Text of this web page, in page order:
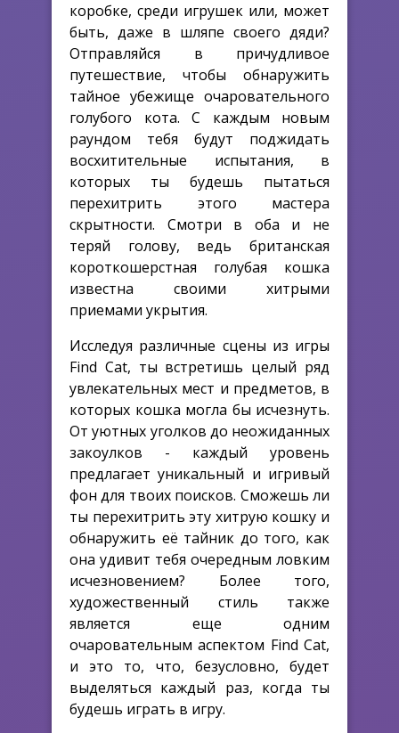
коробке, среди игрушек или, может
быть, даже в шляпе своего дяди?
Отправляйся в причудливое
путешествие, чтобы обнаружить
тайное убежище очаровательного
голубого кота. С каждым новым
раундом тебя будут поджидать
восхитительные испытания, в
которых ты будешь пытаться
перехитрить этого мастера
скрытности. Смотри в оба и не
теряй голову, ведь британская
короткошерстная голубая кошка
известна своими хитрыми
приемами укрытия.
Исследуя различные сцены из игры
Find Cat, ты встретишь целый ряд
увлекательных мест и предметов, в
которых кошка могла бы исчезнуть.
От уютных уголков до неожиданных
закоулков - каждый уровень
предлагает уникальный и игривый
фон для твоих поисков. Сможешь ли
ты перехитрить эту хитрую кошку и
обнаружить её тайник до того, как
она удивит тебя очередным ловким
исчезновением? Более того,
художественный стиль также
является еще одним
очаровательным аспектом Find Cat,
и это то, что, безусловно, будет
выделяться каждый раз, когда ты
будешь играть в игру.